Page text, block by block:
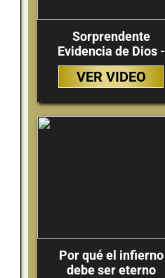
Sorprendente
Evidencia de Dios -
VER VIDEO
Por qué el infierno
debe ser eterno